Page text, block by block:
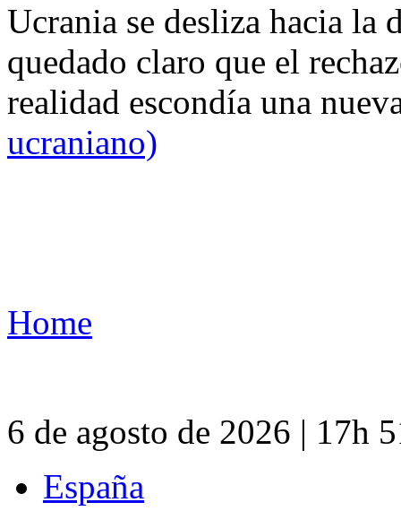
Ucrania se desliza hacia
quedado claro que el
realidad escondía una
ucraniano)
Home
6 de agosto de 2026 | 17h
España